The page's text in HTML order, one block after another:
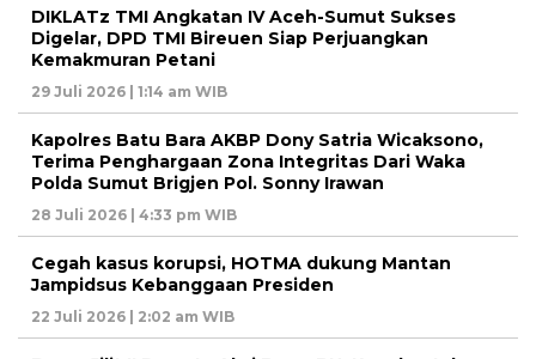
DIKLATz TMI Angkatan IV Aceh-Sumut Sukses
Digelar, DPD TMI Bireuen Siap Perjuangkan
Kemakmuran Petani
29 Juli 2026 | 1:14 am WIB
Kapolres Batu Bara AKBP Dony Satria Wicaksono,
Terima Penghargaan Zona Integritas Dari Waka
Polda Sumut Brigjen Pol. Sonny Irawan
28 Juli 2026 | 4:33 pm WIB
Cegah kasus korupsi, HOTMA dukung Mantan
Jampidsus Kebanggaan Presiden
22 Juli 2026 | 2:02 am WIB